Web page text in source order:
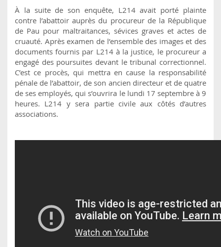
À la suite de son enquête, L214 avait porté plainte
contre l’abattoir auprès du procureur de la République
de Pau pour maltraitances, sévices graves et actes de
cruauté. Après examen de l’ensemble des images et des
documents fournis par L214 à la justice, le procureur a
engagé des poursuites devant le tribunal correctionnel.
C’est ce procès, qui mettra en cause la responsabilité
pénale de l’abattoir, de son ancien directeur et de quatre
de ses employés, qui s’ouvrira le lundi 17 septembre à 9
heures. L214 y sera partie civile aux côtés d’autres
associations.